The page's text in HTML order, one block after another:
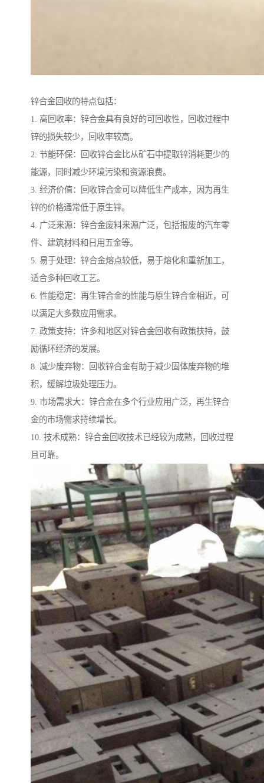
锌合金回收的特点包括：
1. 高回收率：锌合金具有良好的可回收性，回收过程中
锌的损失较少，回收率较高。
2. 节能环保：回收锌合金比从矿石中提取锌消耗更少的
能源，同时减少环境污染和资源浪费。
3. 经济价值：回收锌合金可以降低生产成本，因为再生
锌的价格通常低于原生锌。
4. 广泛来源：锌合金废料来源广泛，包括报废的汽车零
件、建筑材料和日用五金等。
5. 易于处理：锌合金熔点较低，易于熔化和重新加工，
适合多种回收工艺。
6. 性能稳定：再生锌合金的性能与原生锌合金相近，可
以满足大多数应用需求。
7. 政策支持：许多和地区对锌合金回收有政策扶持，鼓
励循环经济的发展。
8. 减少废弃物：回收锌合金有助于减少固体废弃物的堆
积，缓解垃圾处理压力。
9. 市场需求大：锌合金在多个行业应用广泛，再生锌合
金的市场需求持续增长。
10. 技术成熟：锌合金回收技术已经较为成熟，回收过程
且可靠。